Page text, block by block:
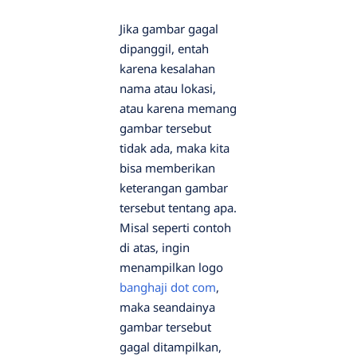
Jika gambar gagal
dipanggil, entah
karena kesalahan
nama atau lokasi,
atau karena memang
gambar tersebut
tidak ada, maka kita
bisa memberikan
keterangan gambar
tersebut tentang apa.
Misal seperti contoh
di atas, ingin
menampilkan logo
banghaji dot com,
maka seandainya
gambar tersebut
gagal ditampilkan,